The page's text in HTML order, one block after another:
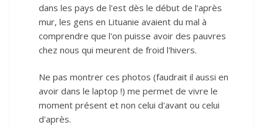
dans les pays de l'est dès le début de l'après
mur, les gens en Lituanie avaient du mal à
comprendre que l'on puisse avoir des pauvres
chez nous qui meurent de froid l'hivers.
Ne pas montrer ces photos (faudrait il aussi en
avoir dans le laptop !) me permet de vivre le
moment présent et non celui d'avant ou celui
d'après.